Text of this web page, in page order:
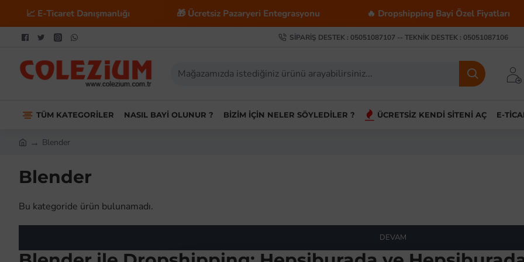
📈 E-Ticaret Danışmanlığı 🎁 Ücretsiz Pazaryeri Entegrasyonu 🔥 Dropshipping Bayi Özel Fiyatları
SIPARIŞ DESTEK : 05051087107 -- TEKNIK DESTEK : 05051087106
TÜM KATEGORILER NASIL BAYI OLUNUR ? BIZIM İÇIN NELER SÖYLEDILER ? ÜCRETSIZ KENDI SITENI AÇ E-
Blender
Blender
Bu kategoride ürün bulunamadı.
DEVAM